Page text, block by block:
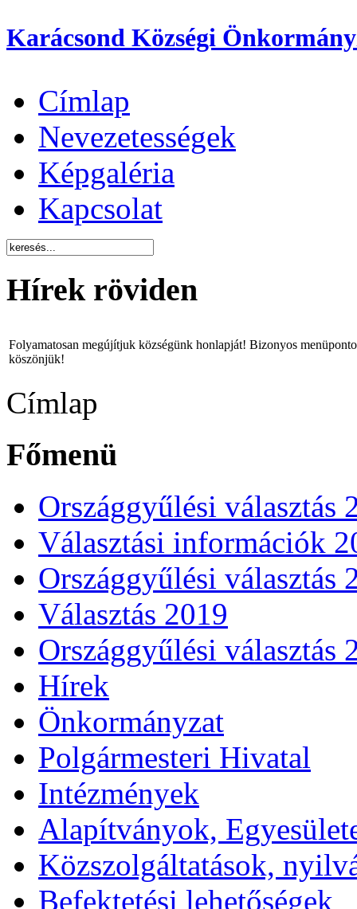
Karácsond Községi
Címlap
Nevezetességek
Képgaléria
Kapcsolat
Hírek röviden
Folyamatosan megújítjuk községünk honlapját! Bizonyos
köszönjük!
Címlap
Főmenü
Országgyűlési választás
Választási információk
Országgyűlési választás
Választás 2019
Országgyűlési választás
Hírek
Önkormányzat
Polgármesteri Hivatal
Intézmények
Alapítványok,
Közszolgáltatások,
Befektetési lehetőségek